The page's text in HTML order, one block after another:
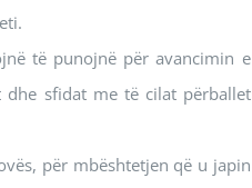
të punojnë për avancimin e
dhe sfidat me të cilat përballet
për mbështetjen që u japin